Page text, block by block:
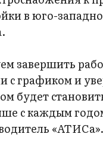
в юго-
завершить
с графиком и
будет
с каждым
«АТИСа».